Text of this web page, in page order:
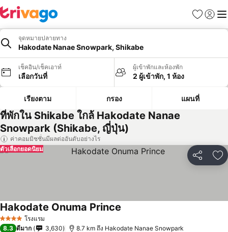
รายการโป
เข้าสู่ร
เมนู
จุดหมายปลายทาง
Hakodate Nanae Snowpark, Shikabe
เช็คอิน/เช็คเอาท์
เลือกวันที่
ผู้เข้าพักและห้องพัก
2 ผู้เข้าพัก, 1 ห้อง
เรียงตาม กรอง แผนที่
ที่พักใน Shikabe ใกล้ Hakodate Nanae
Snowpark (Shikabe, ญี่ปุ่น)
ค่าคอมมิชชั่นมีผลต่ออันดับอย่างไร
แชร์ เ
ตัวเลือกยอดนิยม
4 ดาว โรงแรม
Hakodate Onuma Prince
8.3 ดีมาก 3,630 8.7 km ถึง Hakodate Nanae Snowpark